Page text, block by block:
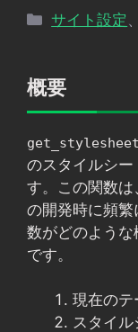
カ
リ
サイト設定
概要
get_stylesheet
のスタイルシ
す。この関数
の開発時に頻
数がどのよう
です。
現在のテ
スタイ